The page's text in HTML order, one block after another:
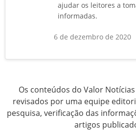
ajudar os leitores a
informadas.
6 de dezembro de 2020
Os conteúdos do Valor
revisados por uma equipe
pesquisa, verificação das
artigos